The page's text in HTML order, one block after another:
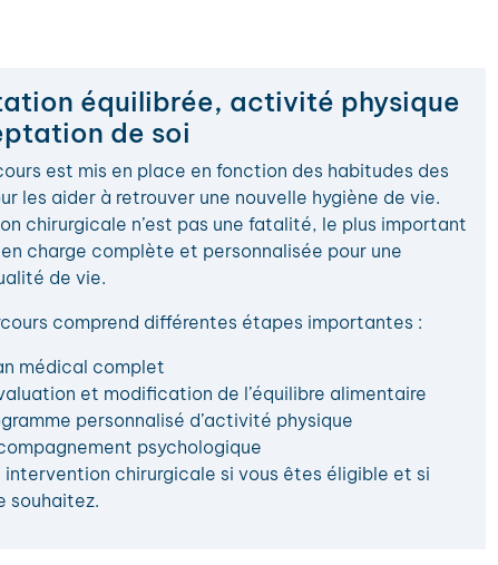
équilibrée, activité physique
de soi
est mis en place en fonction des habitudes des
les aider à retrouver une nouvelle hygiène de vie.
chirurgicale n’est pas une fatalité, le plus important
charge complète et personnalisée pour une
de vie.
comprend différentes étapes importantes :
médical complet
et modification de l’équilibre alimentaire
personnalisé d’activité physique
psychologique
intervention chirurgicale si vous êtes éligible et si
souhaitez.